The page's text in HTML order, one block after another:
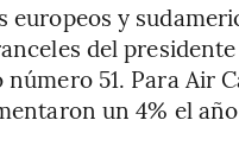
europeos y
del
51. Para Air
un 4% el